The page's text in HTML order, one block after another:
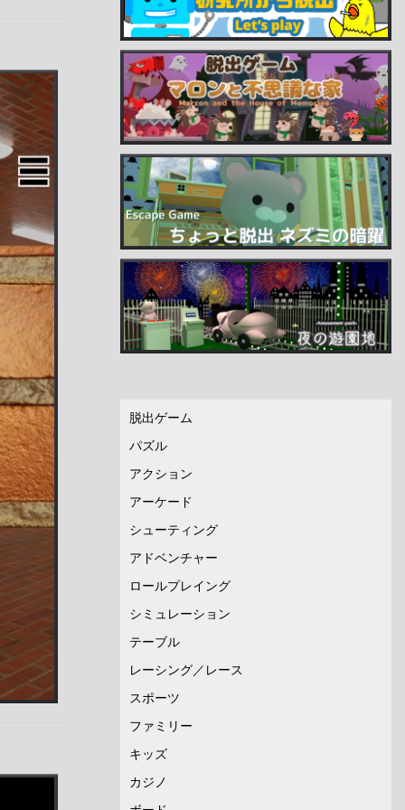
脱出ゲーム
パズル
アクション
アーケード
シューティング
アドベンチャー
ロールプレイング
シミュレーション
テーブル
レーシング／レース
スポーツ
ファミリー
キッズ
カジノ